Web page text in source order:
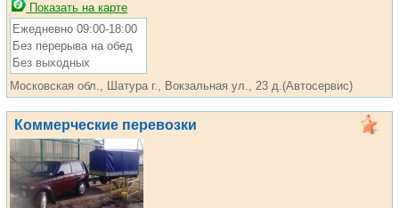
Показать на карте
Ежедневно 09:00-18:00
Без перерыва на обед
Без выходных
Московская обл., Шатура г., Вокзальная ул., 23 д.(Автосервис)
Коммерческие перевозки